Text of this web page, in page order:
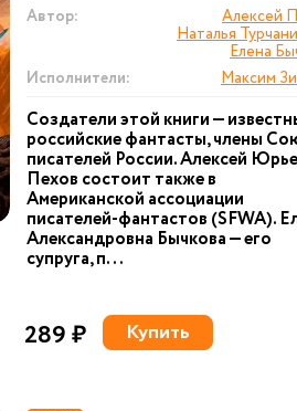
Автор: Алексей
Наталья
Елена
Исполнители:
Максим
Создатели этой книги —
российские фантасты, члены
писателей России. Алексей
Пехов состоит также в
Американской ассоциации
писателей-фантастов (SFWA).
Александровна Бычкова — его
супруга, п...
289 ₽ Купить